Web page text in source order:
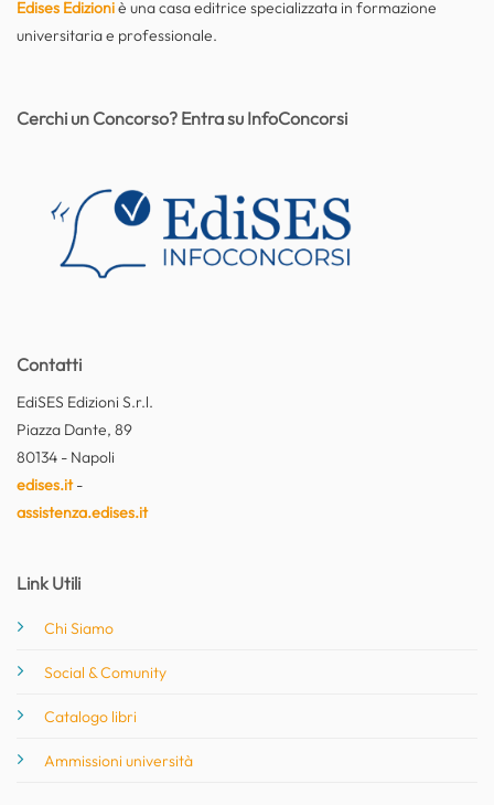
Edises Edizioniè una casa editrice specializzata in formazione
universitaria e professionale.
Contatti
EdiSES Edizioni S.r.l.
Piazza Dante, 89
80134 - Napoli
edises.it-
assistenza.edises.it
Link Utili
Chi Siamo
Social & Comunity
Catalogo libri
Ammissioni università
Cerchi un Concorso? Entra su InfoConcorsi